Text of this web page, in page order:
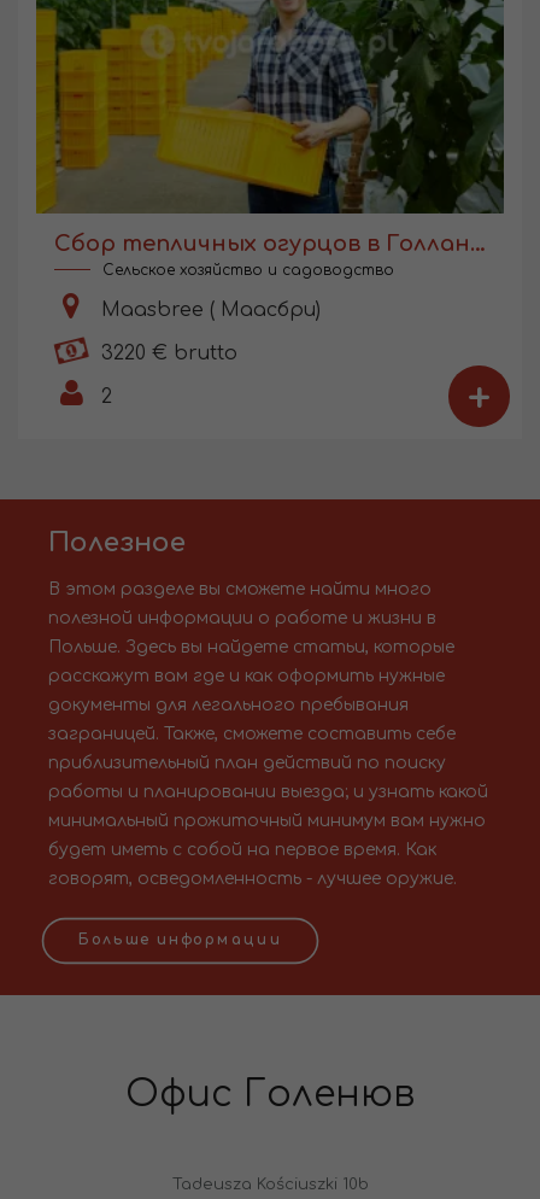
Сбор тепличных огурцов в Голландии
Сельское хозяйство и садоводство
Maasbree ( Маасбри)
3220 € brutto
2
+
Полезное
В этом разделе вы сможете найти много
полезной информации о работе и жизни в
Польше. Здесь вы найдете статьи, которые
расскажут вам где и как оформить нужные
документы для легального пребывания
заграницей. Также, сможете составить себе
приблизительный план действий по поиску
работы и планировании выезда; и узнать какой
минимальный прожиточный минимум вам нужно
будет иметь с собой на первое время. Как
говорят, осведомленность - лучшее оружие.
Больше информации
Офис Голенюв
Tadeusza Kościuszki 10b